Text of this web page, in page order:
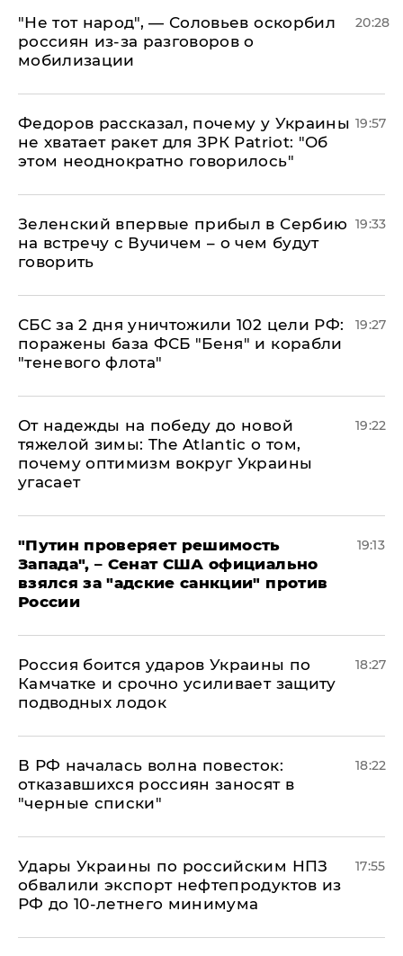
​"Не тот народ", — Соловьев оскорбил
россиян из-за разговоров о
мобилизации
20:28
Федоров рассказал, почему у Украины
не хватает ракет для ЗРК Patriot: "Об
этом неоднократно говорилось"
19:57
Зеленский впервые прибыл в Сербию
на встречу с Вучичем – о чем будут
говорить
19:33
СБС за 2 дня уничтожили 102 цели РФ:
поражены база ФСБ "Беня" и корабли
"теневого флота"
19:27
От надежды на победу до новой
тяжелой зимы: The Atlantic о том,
почему оптимизм вокруг Украины
угасает
19:22
"Путин проверяет решимость
Запада", – Сенат США официально
взялся за "адские санкции" против
России
19:13
Россия боится ударов Украины по
Камчатке и срочно усиливает защиту
подводных лодок
18:27
​В РФ началась волна повесток:
отказавшихся россиян заносят в
"черные списки"
18:22
Удары Украины по российским НПЗ
обвалили экспорт нефтепродуктов из
РФ до 10-летнего минимума
17:55